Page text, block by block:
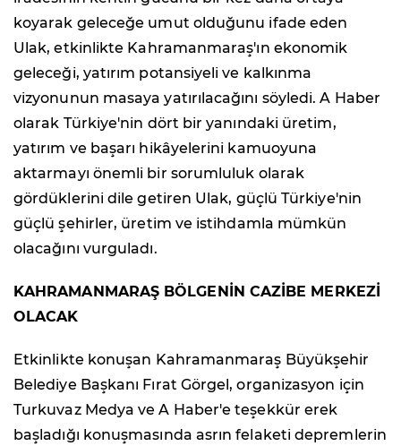
koyarak geleceğe umut olduğunu ifade eden
Ulak, etkinlikte Kahramanmaraş'ın ekonomik
geleceği, yatırım potansiyeli ve kalkınma
vizyonunun masaya yatırılacağını söyledi. A Haber
olarak Türkiye'nin dört bir yanındaki üretim,
yatırım ve başarı hikâyelerini kamuoyuna
aktarmayı önemli bir sorumluluk olarak
gördüklerini dile getiren Ulak, güçlü Türkiye'nin
güçlü şehirler, üretim ve istihdamla mümkün
olacağını vurguladı.
KAHRAMANMARAŞ BÖLGENİN CAZİBE MERKEZİ
OLACAK
Etkinlikte konuşan Kahramanmaraş Büyükşehir
Belediye Başkanı Fırat Görgel, organizasyon için
Turkuvaz Medya ve A Haber'e teşekkür erek
başladığı konuşmasında asrın felaketi depremlerin